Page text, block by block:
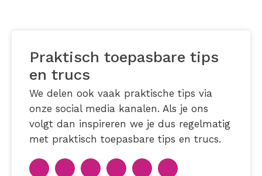
Praktisch toepasbare tips
en trucs
We delen ook vaak praktische tips via
onze social media kanalen. Als je ons
volgt dan inspireren we je dus regelmatig
met praktisch toepasbare tips en trucs.